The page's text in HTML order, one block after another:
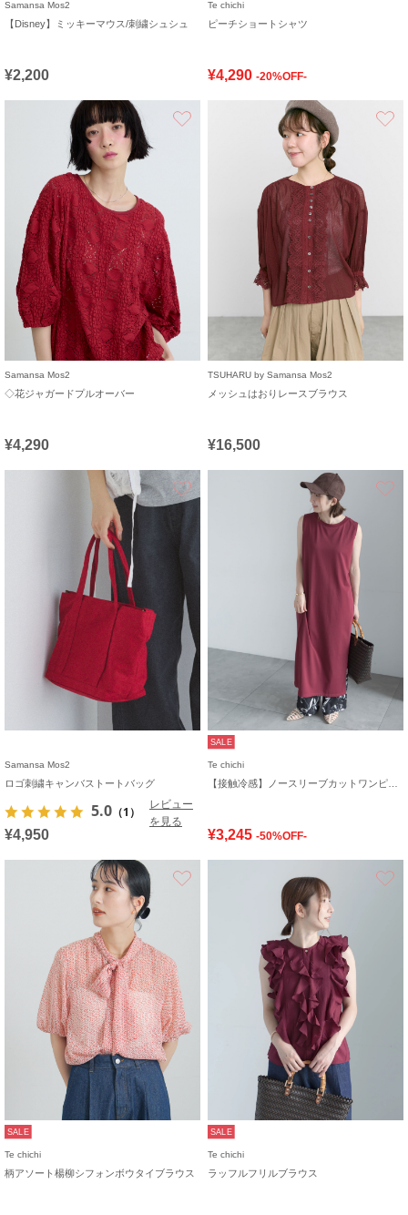
Samansa Mos2
【Disney】ミッキーマウス/刺繍シュシュ
¥2,200
Te chichi
ピーチショートシャツ
¥4,290 -20%OFF-
Samansa Mos2
◇花ジャガードプルオーバー
¥4,290
TSUHARU by Samansa Mos2
メッシュはおりレースブラウス
¥16,500
Samansa Mos2
ロゴ刺繍キャンバストートバッグ
5.0 （1）
レビュー
を見る
¥4,950
SALE
Te chichi
¥3,245 -50%OFF-
SALE
Te chichi
柄アソート楊柳シフォンボウタイブラウス
SALE
Te chichi
ラッフルフリルブラウス